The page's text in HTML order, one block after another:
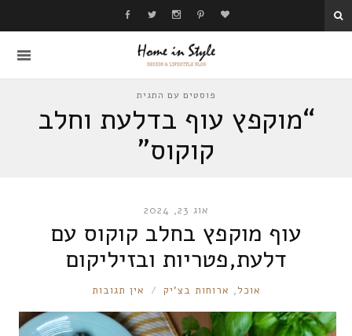
פוסטים עם התגית
“מוקפץ עוף בדלעת וחלב
קוקוס”
אוג 23, 2024
עוף מוקפץ בחלב קוקוס עם
דלעת,פטריות ובזיליקום
RONNIE
אוכל, ארוחות בצ'יק אין תגובות